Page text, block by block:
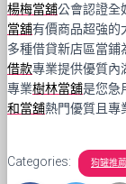
楊梅當舖公會認證全
當舖有價商品超強的
多種借貸新店區當鋪
借款專業提供優質內
專業樹林當舖是您急
和當舖熱門優質且專
Categories: 狗罐推薦